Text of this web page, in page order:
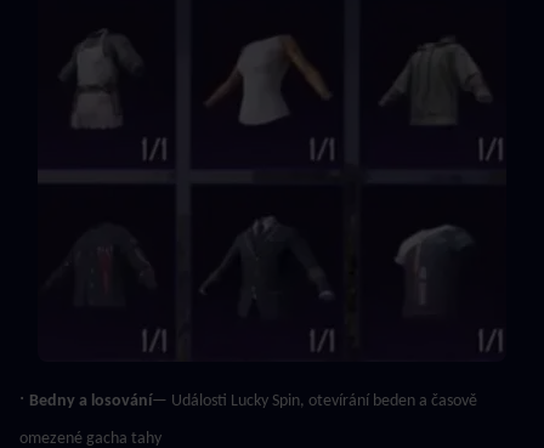
· Bedny a losování— Události Lucky Spin, otevírání beden a časově
omezené gacha tahy